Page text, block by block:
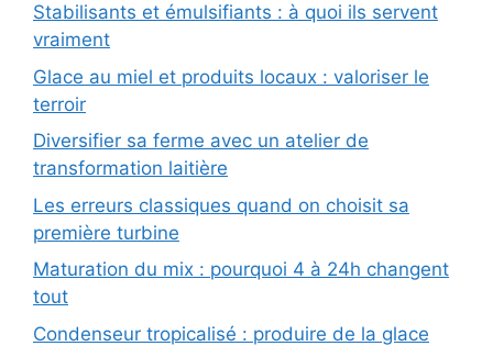
Stabilisants et émulsifiants : à quoi ils servent
vraiment
Glace au miel et produits locaux : valoriser le
terroir
Diversifier sa ferme avec un atelier de
transformation laitière
Les erreurs classiques quand on choisit sa
première turbine
Maturation du mix : pourquoi 4 à 24h changent
tout
Condenseur tropicalisé : produire de la glace